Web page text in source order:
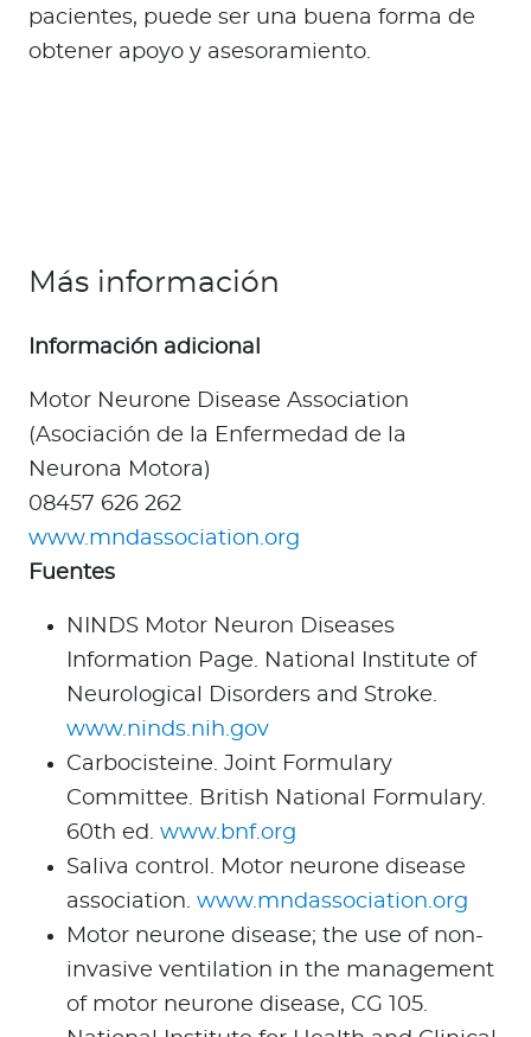
pacientes, puede ser una buena forma de
obtener apoyo y asesoramiento.
Más información
Información adicional
Motor Neurone Disease Association
(Asociación de la Enfermedad de la
Neurona Motora)
08457 626 262
www.mndassociation.org
Fuentes
NINDS Motor Neuron Diseases
Information Page. National Institute of
Neurological Disorders and Stroke.
www.ninds.nih.gov
Carbocisteine. Joint Formulary
Committee. British National Formulary.
60th ed. www.bnf.org
Saliva control. Motor neurone disease
association. www.mndassociation.org
Motor neurone disease; the use of non-
invasive ventilation in the management
of motor neurone disease, CG 105.